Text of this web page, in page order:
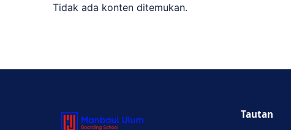
Tidak ada konten ditemukan.
Tautan